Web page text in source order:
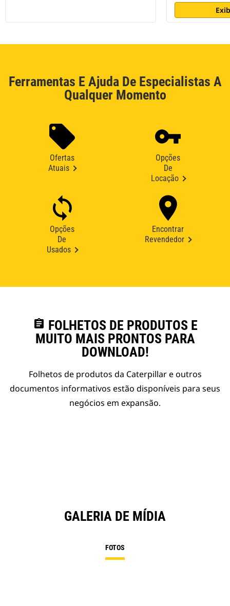
Ferramentas E Ajuda De Especialistas A
Qualquer Momento
Ofertas
Atuais
Opções
De
Locação
Opções
De
Usados
Encontrar
Revendedor
assignment FOLHETOS DE PRODUTOS E
MUITO MAIS PRONTOS PARA
DOWNLOAD!
Folhetos de produtos da Caterpillar e outros
documentos informativos estão disponíveis para seus
negócios em expansão.
GALERIA DE MÍDIA
FOTOS